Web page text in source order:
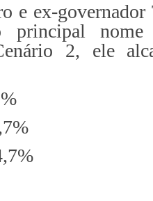
e ex-
principal
2, ele